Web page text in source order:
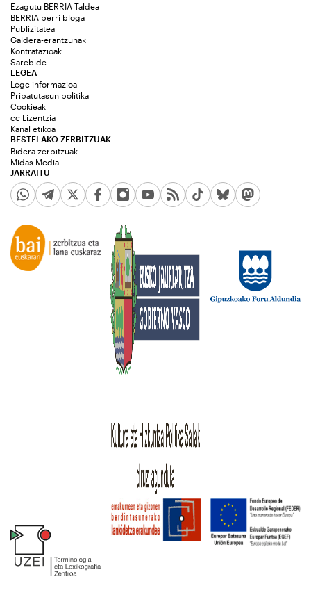
Ezagutu BERRIA Taldea
BERRIA berri bloga
Publizitatea
Galdera-erantzunak
Kontratazioak
Sarebide
JARRAITU
LEGEA
Lege informazioa
Pribatutasun politika
Cookieak
cc Lizentzia
Kanal etikoa
BESTELAKO ZERBITZUAK
Bidera zerbitzuak
Midas Media